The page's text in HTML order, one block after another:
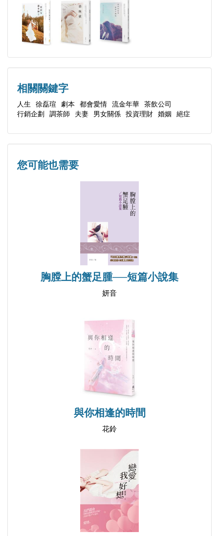
創作範疇包含電視劇本、各類型小說、兩性、職場、
勵志、童書等。
第七話 悼情
第八話 守靈
第九話 往昔
第十話 春寒
第十一話 回憶
第十二話 離告
第十三話 明德
第十四話 Decision A or decision B
寫在《人生若只如初見》最後
附錄：「情節設置」與「人物形塑」
相關關鍵字
人生 徐磊瑄 劇本 都會愛情 流金年華
茶飲公司
行銷企劃
調茶師 夫妻 男女關係 投資理財 婚姻 絕症
您可能也需要
胸膛上的蟹足腫──短篇小說集
妍音
與你相逢的時間
花鈴